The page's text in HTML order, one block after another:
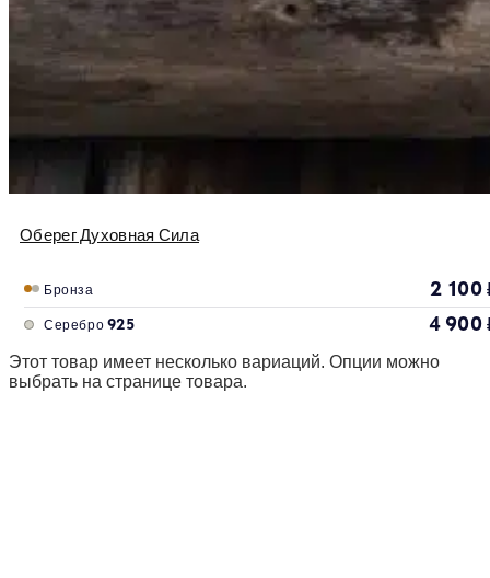
Оберег Духовная Сила
Бронза 2 100
Серебро 925 4 900
Этот товар имеет несколько вариаций. Опции можно
выбрать на странице товара.